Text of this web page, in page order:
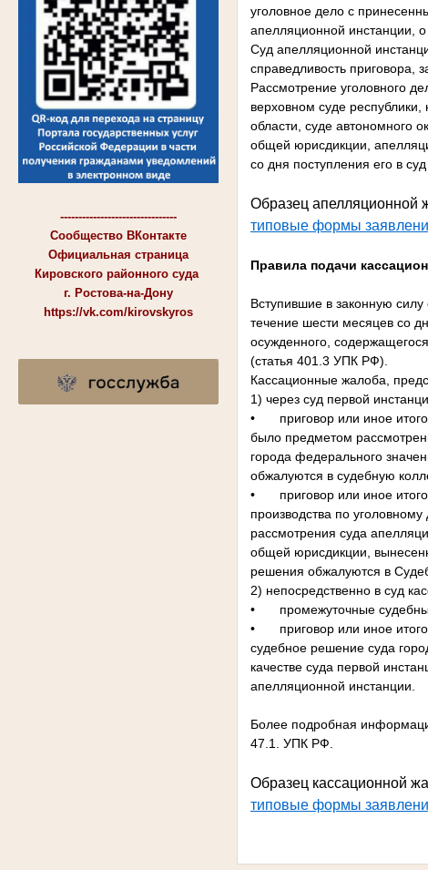
--------------------------------
Сообщество ВКонтакте
Официальная страница
Кировского районного суда
г. Ростова-на-Дону
https://vk.com/kirovskyros
уголовное дело с
апелляционной инстанции,
Суд апелляционной
справедливость приговора,
Рассмотрение уголовного
верховном суде
области, суде автономного
общей юрисдикции,
со дня поступления его в
Образец апелляционной
типовые формы
Правила подачи
Вступившие в законную
течение шести месяцев со
осужденного,
(статья 401.3 УПК РФ).
Кассационные жалоба,
1) через суд первой
•
приговор или иное
было предметом
города федерального
обжалуются в судебную
•
приговор или иное
производства по
рассмотрения суда
общей юрисдикции,
решения обжалуются в
2) непосредственно в суд
•
промежуточные
•
приговор или иное
судебное решение суда
качестве суда первой
апелляционной инстанции.
Более подробная
47.1. УПК РФ.
Образец кассационной
типовые формы